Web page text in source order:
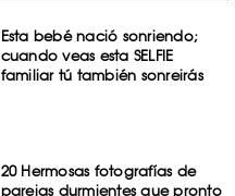
Esta bebé nació sonriendo;
cuando veas esta SELFIE
familiar tú también sonreirás
20 Hermosas fotografías de
parejas durmientes que pronto